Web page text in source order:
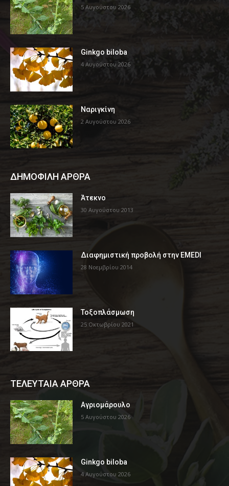
5 Αυγούστου 2026
Ginkgo biloba
4 Αυγούστου 2026
Ναριγκίνη
2 Αυγούστου 2026
ΔΗΜΟΦΙΛΗ ΑΡΘΡΑ
Άτεκνο
30 Αυγούστου 2013
Διαφημιστική προβολή στην EMEDI
28 Νοεμβρίου 2014
Τοξοπλάσμωση
25 Οκτωβρίου 2021
ΤΕΛΕΥΤΑΙΑ ΑΡΘΡΑ
Αγριομάρουλο
5 Αυγούστου 2026
Ginkgo biloba
4 Αυγούστου 2026